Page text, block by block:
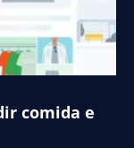
comida e